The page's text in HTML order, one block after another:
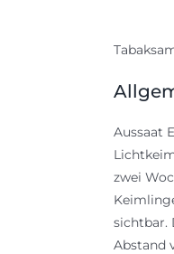
Aussaat
zwei
sichtbar.
Abstand